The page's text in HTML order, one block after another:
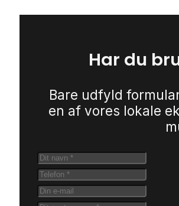
Har du
Bare udfyld
en af vores lokale